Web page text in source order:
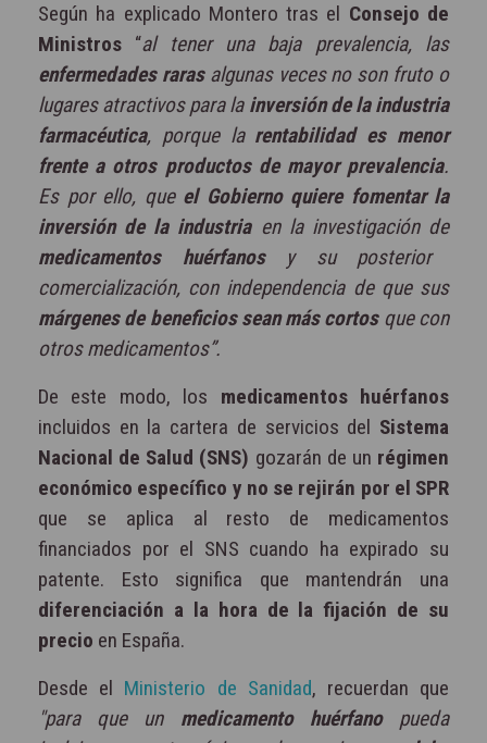
Según ha explicado Montero tras el Consejo de
Ministros “al tener una baja prevalencia, las
enfermedades rarasalgunas veces no son fruto o
lugares atractivos para la inversión de la industria
farmacéutica, porque la rentabilidad es menor
frente a otros productos de mayor prevalencia.
Es por ello, que el Gobierno quiere fomentar la
inversión de la industria en la investigación de
medicamentos huérfanos
y su posterior
comercialización, con independencia de que sus
márgenes de beneficios sean más cortosque con
otros medicamentos”.
De este modo, los medicamentos huérfanos
incluidos en la cartera de servicios del Sistema
Nacional de Salud (SNS) gozarán de un régimen
económico específico y no se rejirán por el SPR
que se aplica al resto de medicamentos
financiados por el SNS cuando ha expirado su
patente. Esto significa que mantendrán una
diferenciación a la hora de la fijación de su
precio en España.
Desde el Ministerio de Sanidad, recuerdan que
"para que un medicamento huérfanopueda